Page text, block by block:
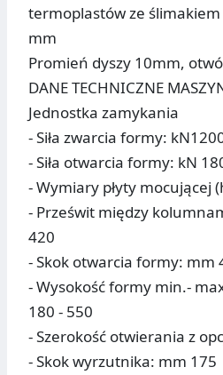
termoplastów ze ślimakiem
mm
Promień dyszy 10mm,
DANE TECHNICZNE
Jednostka zamykania
- Siła zwarcia formy:
- Siła otwarcia formy: kN
- Wymiary płyty mocującej
- Prześwit między
420
- Skok otwarcia formy: mm
- Wysokość formy min.-
180 - 550
- Szerokość otwierania z
- Skok wyrzutnika: mm 175